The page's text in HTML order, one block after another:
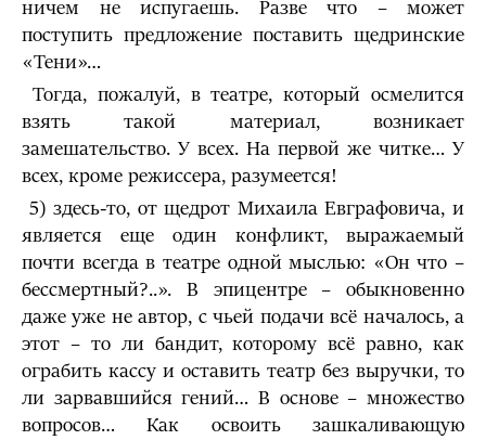
ничем не испугаешь. Разве что – может
поступить предложение поставить щедринские
«Тени»…
Тогда, пожалуй, в театре, который осмелится
взять такой материал, возникает
замешательство. У всех. На первой же читке… У
всех, кроме режиссера, разумеется!
5) здесь-то, от щедрот Михаила Евграфовича, и
является еще один конфликт, выражаемый
почти всегда в театре одной мыслью: «Он что –
бессмертный?..». В эпицентре – обыкновенно
даже уже не автор, с чьей подачи всё началось, а
этот – то ли бандит, которому всё равно, как
ограбить кассу и оставить театр без выручки, то
ли зарвавшийся гений… В основе – множество
вопросов… Как освоить зашкаливающую